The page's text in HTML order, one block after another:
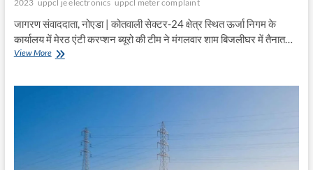
2023 uppcl je electronics uppcl meter complaint
जागरण संवाददाता, नोएडा | कोतवाली सेक्टर-24 क्षेत्र स्थित ऊर्जा निगम के
कार्यालय में मेरठ एंटी करप्शन ब्यूरो की टीम ने मंगलवार शाम बिजलीघर में तैनात…
View Moreबिजली